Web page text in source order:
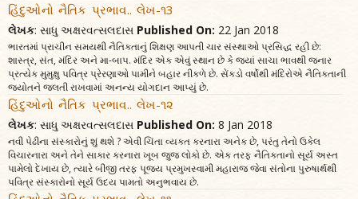
હિંદુઓનો નૈતિક પ્રભાવ.. લેખ-૧3
લેખક: સાધુ અક્ષરવત્સલદાસ Published On: 22 Jan 2018
ભારતમાં પ્રાચીન સમયથી નૈતિકતાનું શિક્ષણ આપતી ચાર સંસ્થાઓ પ્રસિદ્ધ રહી છે:
શાસ્ત્ર, સંત, મંદિર અને મા-બાપ. મંદિર એક એવું સ્થાન છે કે જ્યાં સાચા ભાવથી જનાર
પ્રત્યેક મુમુક્ષુ પવિત્ર પ્રેરણાઓ પામીને બહાર નીકળે છે. સેંકડો વર્ષોથી મંદિરોએ નૈતિકતાની
જ્યોતને જલતી રાખવામાં અનન્ય યોગદાન આપ્યું છે.
હિંદુઓનો નૈતિક પ્રભાવ.. લેખ-૧૨
લેખક: સાધુ અક્ષરવત્સલદાસ Published On: 8 Jan 2018
નવી પેઢીના સંસ્કારોનું શું થશે ? એવી ચિંતા વ્યક્ત કરનારા અનેક છે, પરંતુ તેનો ઉકેલ
વિચારનારા અને તેને સાકાર કરનારા ખૂબ જુજ લોકો છે. એક તરફ નૈતિકતાનો સૂર્ય અસ્ત
પામેલો દેખાય છે, ત્યારે બીજી તરફ પૂજ્ય પ્રમુખસ્વામી મહારાજ જેવા સંતોના પુરુષાર્થથી
પવિત્ર સંસ્કારોનો સૂર્ય ઉદય પામતો અનુભવાય છે.